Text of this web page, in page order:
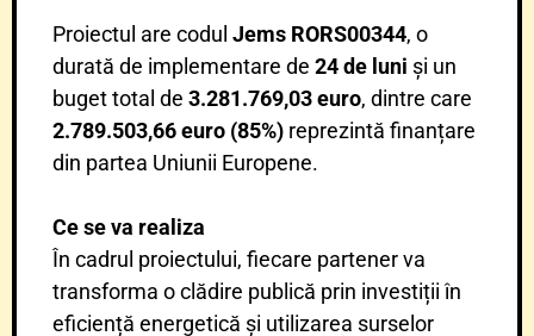
Proiectul are codul Jems RORS00344, o
durată de implementare de 24 de luni și un
buget total de 3.281.769,03 euro, dintre care
2.789.503,66 euro (85%) reprezintă finanțare
din partea Uniunii Europene.
Ce se va realiza
În cadrul proiectului, fiecare partener va
transforma o clădire publică prin investiții în
eficiență energetică și utilizarea surselor